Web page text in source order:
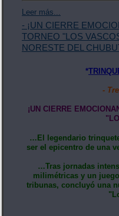
Leer más...
- ¡UN CIERRE
TORNEO "LOS
NORESTE DEL
*
-
​¡UN CIERRE
…El legendario
ser el epicentro de una
…Tras jornadas
milimétricas y un
tribunas, concluyó una